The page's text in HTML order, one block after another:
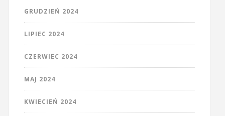
GRUDZIEŃ 2024
LIPIEC 2024
CZERWIEC 2024
MAJ 2024
KWIECIEŃ 2024